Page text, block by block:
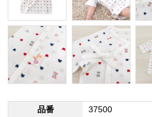
品番
37500